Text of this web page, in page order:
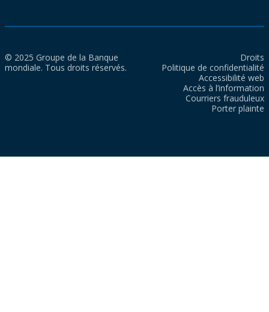
© 2025 Groupe de la Banque
mondiale. Tous droits réservés.
Droits
Politique de confidentialité
Accessibilité web
Accès à l’information
Courriers frauduleux
Porter plainte